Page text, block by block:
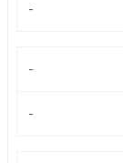
-
-
-